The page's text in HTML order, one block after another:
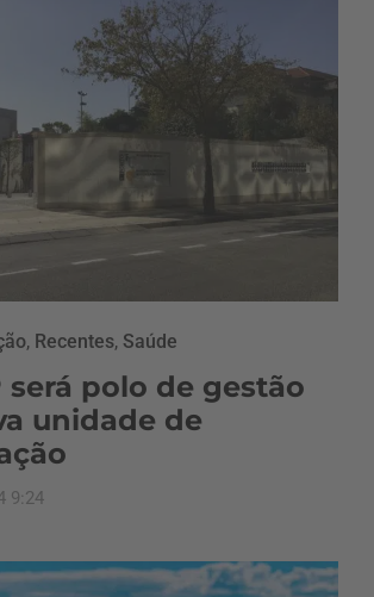
, Recentes, Saúde
será polo de gestão
unidade de
9:24